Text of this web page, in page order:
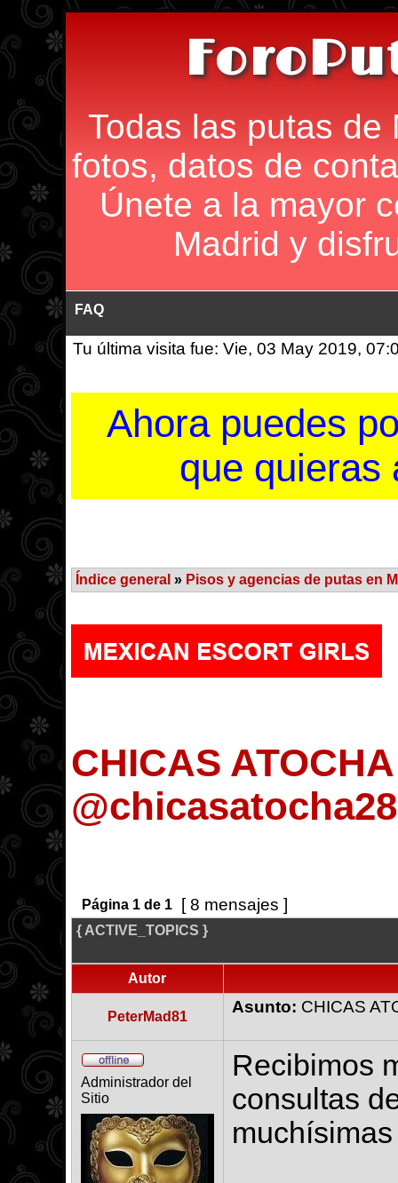
Todas las putas de
fotos, datos de
Únete a la mayor
Madrid y
FAQ
Tu última visita fue: Vie, 03 May 2019,
Ahora puedes
que quieras
Índice general » Pisos y agencias de putas en
CHICAS
@chicasatocha28
Página 1de 1 [ 8 mensajes ]
{ ACTIVE_TOPICS }
Autor
PeterMad81
Asunto: CHICAS
Administrador del
Sitio
Recibimos
consultas